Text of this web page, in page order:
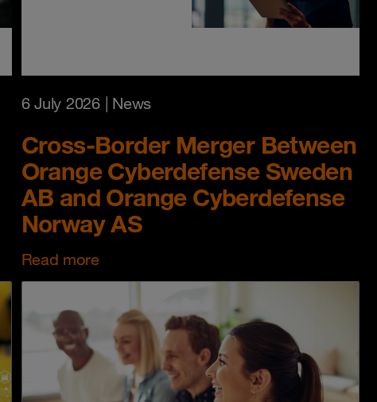
6 July 2026| News
Cross-Border Merger Between
Orange Cyberdefense Sweden
AB and Orange Cyberdefense
Norway AS
Read more